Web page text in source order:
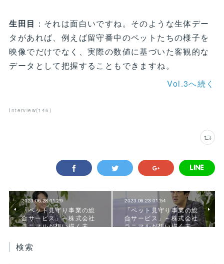
生田目 ：それは面白いですね。そのような生体デー
タがあれば、例えば留守番中のペットたちの様子を
映像でだけでなく、実際の数値に基づいた客観的な
データとして把握することもできますね。
Vol.3へ続く
Interview(146 )
2023.06.28 01:29
「ペット見守り事業の総
合サービス」～株式会社
ラニマルが想い描く未…
2023.06.23 01:54
「ペット見守り事業の総
合サービス」～株式会社
ラニマルが想い描く未…
検索